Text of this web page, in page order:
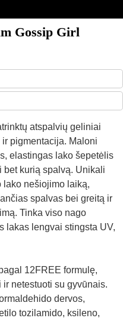
Gossip Girl
atspalvių geliniai
pigmentacija. Maloni
elastingas lako šepetėlis
bet kurią spalvą. Unikali
lako nešiojimo laiką,
spalvas bei greitą ir
Tinka viso nago
lakas lengvai stingsta UV,
12FREE formulę,
netestuoti su gyvūnais.
dervos,
tozilamido, ksileno,